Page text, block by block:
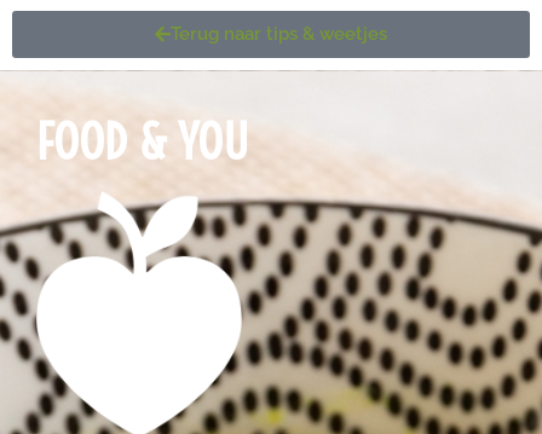
Terug naar tips & weetjes
FOOD & YOU